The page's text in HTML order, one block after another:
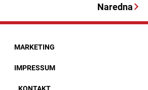
Naredna
MARKETING
IMPRESSUM